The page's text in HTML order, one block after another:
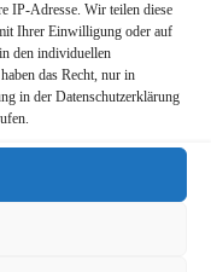
IP-Adresse. Wir teilen diese
Ihrer Einwilligung oder auf
den individuellen
das Recht, nur in
in der Datenschutzerklärung